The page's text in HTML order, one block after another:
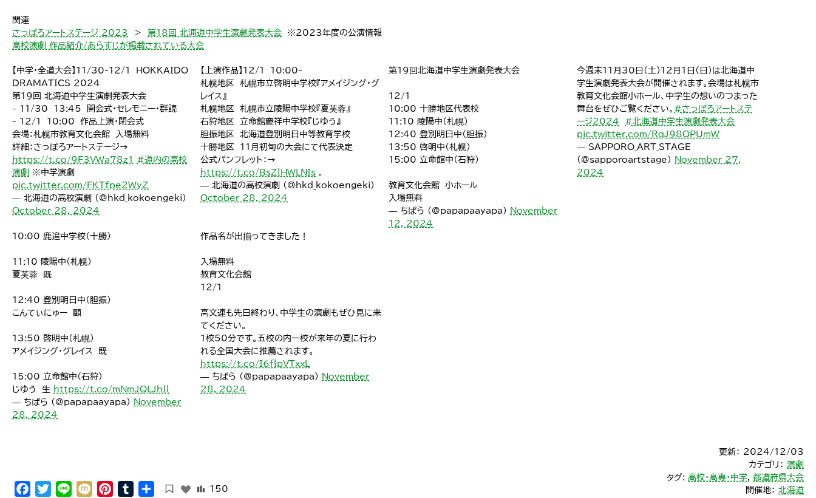
関連
さっぽろアートステージ 2023 ＞ 第18回 北海道中学生演劇発表大会 ※2023年度の公演情報
高校演劇 作品紹介/あらすじが掲載されている大会
【中学・全道大会】11/30-12/1 HOKKAIDO
DRAMATICS 2024
第19回 北海道中学生演劇発表大会
- 11/30 13:45 開会式・セレモニー・群読
- 12/1 10:00 作品上演・閉会式
会場：札幌市教育文化会館 入場無料
詳細：さっぽろアートステージ→
https://t.co/9F3VWa78z1
#道内の高校
演劇
※中学演劇
pic.twitter.com/FKTfpe2WyZ
— 北海道の高校演劇 (@hkd_kokoengeki)
October 28, 2024
【上演作品】12/1 10:00-
札幌地区 札幌市立啓明中学校『アメイジング・グ
レイス』
札幌地区 札幌市立陵陽中学校『夏芙蓉』
石狩地区 立命館慶祥中学校『じゆう』
胆振地区 北海道登別明日中等教育学校
十勝地区 11月初旬の大会にて代表決定
公式パンフレット：→
https://t.co/BsZlHWLNIs .
— 北海道の高校演劇 (@hkd_kokoengeki)
October 28, 2024
第19回北海道中学生演劇発表大会
12/1
10:00 十勝地区代表校
11:10 陵陽中（札幌）
12:40 登別明日中（胆振）
13:50 啓明中（札幌）
15:00 立命館中（石狩）
教育文化会館 小ホール
入場無料
— ちぱら (@papapaayapa)
November
12, 2024
今週末11月30日(土)12月1日(日)は北海道中
学生演劇発表大会が開催されます。会場は札幌市
教育文化会館小ホール、中学生の想いのつまった
舞台をぜひご覧ください。 #さっぽろアートステ
ージ2024
#北海道中学生演劇発表大会
pic.twitter.com/RqJ98OPUmW
— SAPPORO_ART_STAGE
(@sapporoartstage)
November 27,
2024
10:00 鹿追中学校（十勝）
11:10 陵陽中（札幌）
夏芙蓉 既
12:40 登別明日中（胆振）
こんてぃにゅー 顧
13:50 啓明中（札幌）
アメイジング・グレイス 既
15:00 立命館中（石狩）
じゆう 生 https://t.co/mNmJQLJhIl
— ちぱら (@papapaayapa)
November
28, 2024
作品名が出揃ってきました！
入場無料
教育文化会館
12/1
高文連も先日終わり、中学生の演劇もぜひ見に来
てください。
1校50分です。五校の内一校が来年の夏に行わ
れる全国大会に推薦されます。
https://t.co/I6flpVTxxL
— ちぱら (@papapaayapa)
November
28, 2024
更新： 2024/12/03
カテゴリ： 演劇
タグ: 高校・高専・中学, 都道府県大会
開催地： 北海道
Facebook
Twitter
Line Mixi Pinterest
Tumblr 150